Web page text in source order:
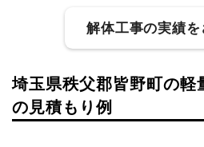
解体工事の実績を
建物の種類/構造
埼玉県秩父郡皆野町の軽
の見積もり例